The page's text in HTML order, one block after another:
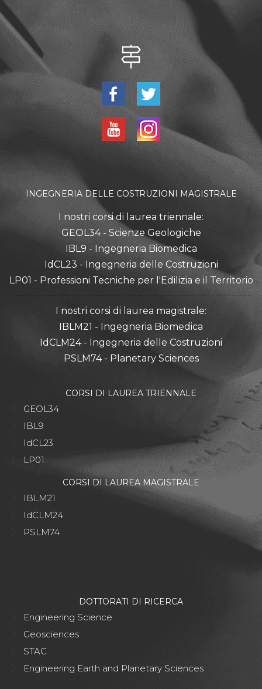
INGEGNERIA DELLE COSTRUZIONI MAGISTRALE
I nostri corsi di laurea triennale:
GEOL34 - Scienze Geologiche
IBL9 - Ingegneria Biomedica
IdCL23 - Ingegneria delle Costruzioni
LP01 - Professioni Tecniche per l'Edilizia e il Territorio
I nostri corsi di laurea magistrale:
IBLM21 - Ingegneria Biomedica
IdCLM24 - Ingegneria delle Costruzioni
PSLM74 - Planetary Sciences
CORSI DI LAUREA TRIENNALE
GEOL34
IBL9
IdCL23
LP01
CORSI DI LAUREA MAGISTRALE
IBLM21
IdCLM24
PSLM74
DOTTORATI DI RICERCA
Engineering Science
Geosciences
STAC
Engineering Earth and Planetary Sciences